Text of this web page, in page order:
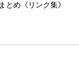
とめ《リンク集》